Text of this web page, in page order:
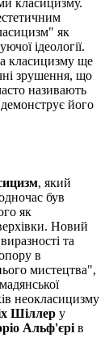
класицизму.
як
ідеології.
класицизму ще
зрушення, що
називають
його
, який
був
як
Новий
та
в
мистецтва",
неокласицизму
Шіллер у
Альф'єрі в